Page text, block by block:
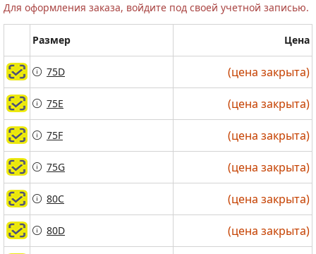
Для оформления заказа, войдите под своей учетной записью.
(цена закрыта)
(цена закрыта)
(цена закрыта)
(цена закрыта)
(цена закрыта)
(цена закрыта)
Размер Цена
75D (цена закрыта)
75E (цена закрыта)
75F (цена закрыта)
75G (цена закрыта)
80C (цена закрыта)
80D (цена закрыта)